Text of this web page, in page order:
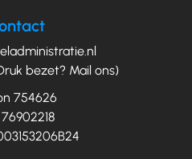
bezet? Mail ons)
754626
76902218